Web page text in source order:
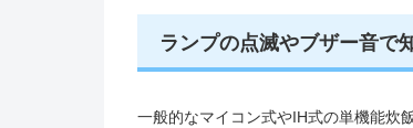
ランプの点滅やブザー音で
一般的なマイコン式やIH式の単機能炊